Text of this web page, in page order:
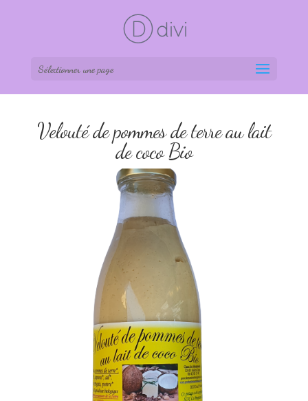
Sélectionner une page
Velouté de pommes de terre au lait
de coco Bio